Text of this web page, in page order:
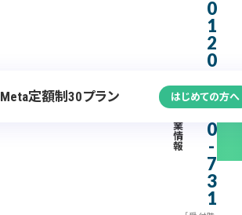
業
情
報
0
1
2
0
3
7
0
-
7
3
1
Meta定額制30プラン はじめての方へ